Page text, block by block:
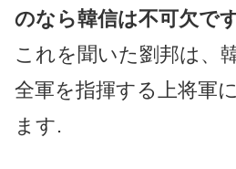
のなら韓信は不可欠です
これを聞いた劉邦は、
全軍を指揮する上将軍
ます.